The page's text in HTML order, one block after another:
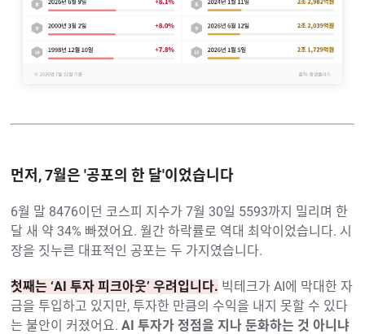
먼저, 7월은 '공포의 한 달'이었습니다
6월 말 8476이던 코스피 지수가 7월 30일 5593까지 밀리며 한
달 새 약 34% 빠졌어요. 월간 하락률로 역대 최악이었습니다. 시
장을 짓누른 대표적인 공포는 두 가지였습니다.
첫째는 ‘AI 투자 피크아웃’ 우려입니다. 빅테크가 AI에 막대한 자
금을 투입하고 있지만, 투자한 만큼의 수익을 내지 못할 수 있다
는 불안이 커졌어요. AI 투자가 정점을 지나 둔화하는 것 아니냐